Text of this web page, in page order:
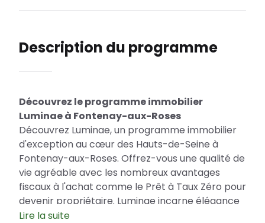
Description du programme
Découvrez le programme immobilier
Luminae à Fontenay-aux-Roses
Découvrez Luminae, un programme immobilier
d'exception au cœur des Hauts-de-Seine à
Fontenay-aux-Roses. Offrez-vous une qualité de
vie agréable avec les nombreux avantages
fiscaux à l'achat comme le Prêt à Taux Zéro pour
devenir propriétaire. Luminae incarne élégance
et modernité, avec une variété d'appartements
Lire la suite